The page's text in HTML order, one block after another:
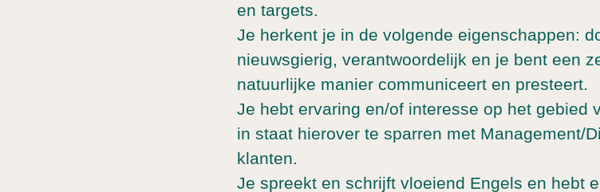
en targets.
Je herkent je in de volgende eigenschappen:
nieuwsgierig, verantwoordelijk en je bent een
natuurlijke manier communiceert en presteert.
Je hebt ervaring en/of interesse op het gebied
in staat hierover te sparren met Management/
klanten.
Je spreekt en schrijft vloeiend Engels en hebt